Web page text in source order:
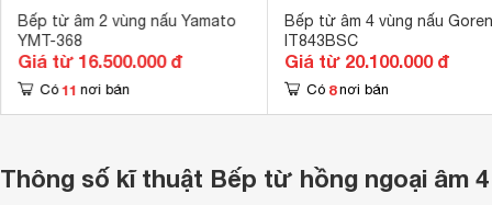
Bếp từ âm 2 vùng nấu Yamato
YMT-368
Giá từ 16.500.000 đ
Có 11 nơi bán
Bếp từ âm 4 vùng nấu
IT843BSC
Giá từ 20.100.000 đ
Có 8 nơi bán
Thông số kĩ thuật Bếp từ hồng ngoại âm